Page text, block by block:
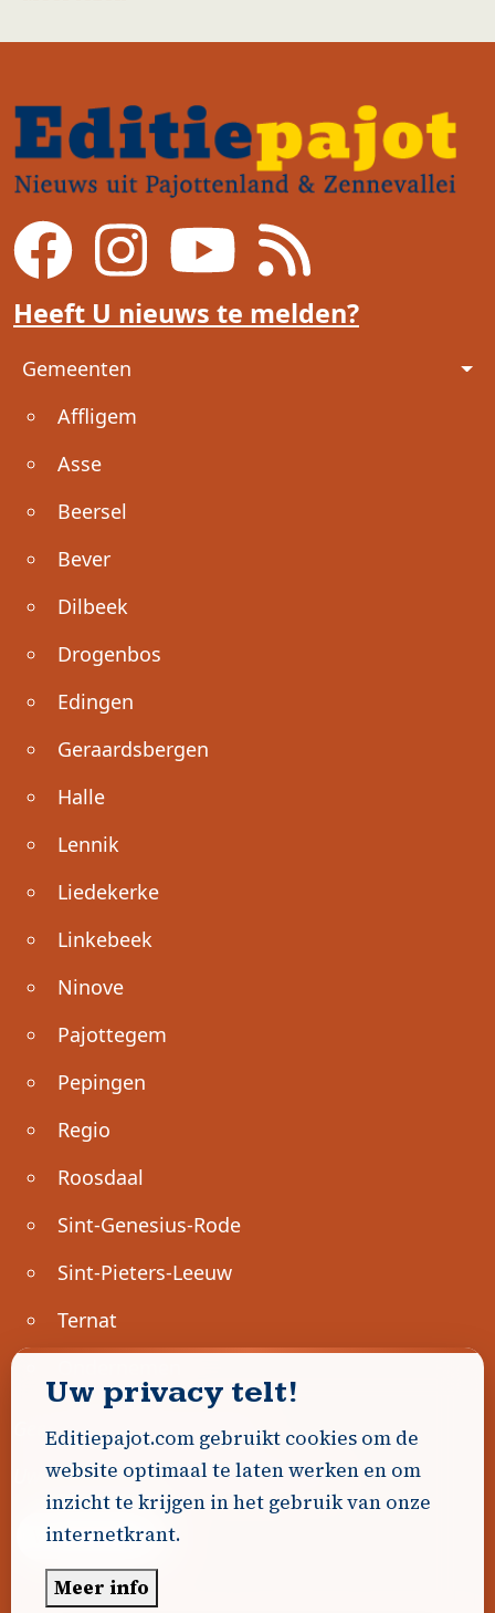
Heeft U nieuws te melden?
Voet
Gemeenten
Affligem
Asse
Beersel
Bever
Dilbeek
Drogenbos
Edingen
Geraardsbergen
Halle
Lennik
Liedekerke
Linkebeek
Ninove
Pajottegem
Pepingen
Regio
Roosdaal
Sint-Genesius-Rode
Sint-Pieters-Leeuw
Ternat
Geen advertenties gevonden.
Uw advertentie hier? Contacteer ons!
Word Partner!
Uw privacy telt!
Editiepajot.com gebruikt cookies om de
website optimaal te laten werken en om
inzicht te krijgen in het gebruik van onze
internetkrant.
Meer info